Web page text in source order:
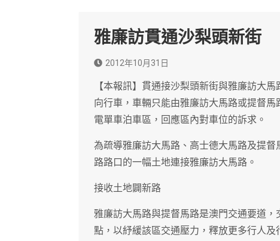
雅廉訪貫通沙梨頭新街
2012年10月31日
【本報訊】貫通接沙梨頭新街與雅廉訪大
向行車，車輛只能由雅廉訪大馬路或提督
電單車泊車區，回應區內對車位的訴求。
為疏導雅廉訪大馬路、高士德大馬路及提
路路口的一幅土地連接雅廉訪大馬路。
接收土地闢新路
雅廉訪大馬路與提督馬路是澳門交通要道
點，以紓緩該區交通壓力，釋放更多行人